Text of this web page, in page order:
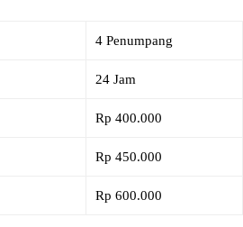
4 Penumpang
24 Jam
Rp 400.000
Rp 450.000
Rp 600.000